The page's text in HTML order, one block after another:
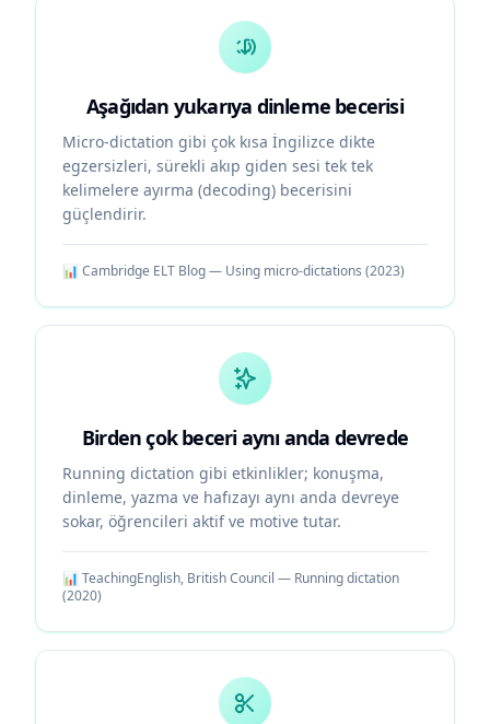
Aşağıdan yukarıya dinleme becerisi
Micro-dictation gibi çok kısa İngilizce dikte
egzersizleri, sürekli akıp giden sesi tek tek
kelimelere ayırma (decoding) becerisini
güçlendirir.
📊 Cambridge ELT Blog — Using micro-dictations (2023)
Birden çok beceri aynı anda devrede
Running dictation gibi etkinlikler; konuşma,
dinleme, yazma ve hafızayı aynı anda devreye
sokar, öğrencileri aktif ve motive tutar.
📊 TeachingEnglish, British Council — Running dictation
(2020)